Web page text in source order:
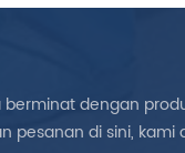
berminat dengan
pesanan di sini,